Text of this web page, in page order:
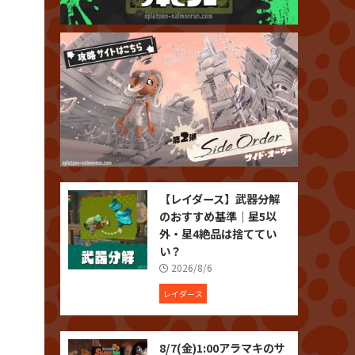
【レイダース】武器分解
のおすすめ基準｜星5以
外・星4絶品は捨ててい
い？
2026/8/6
レイダース
8/7(金)1:00アラマキのサ